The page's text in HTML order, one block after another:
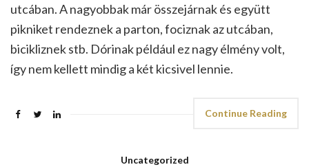
utcában. A nagyobbak már összejárnak és együtt
pikniket rendeznek a parton, fociznak az utcában,
bicikliznek stb. Dórinak például ez nagy élmény volt,
így nem kellett mindig a két kicsivel lennie.
Continue Reading
Uncategorized